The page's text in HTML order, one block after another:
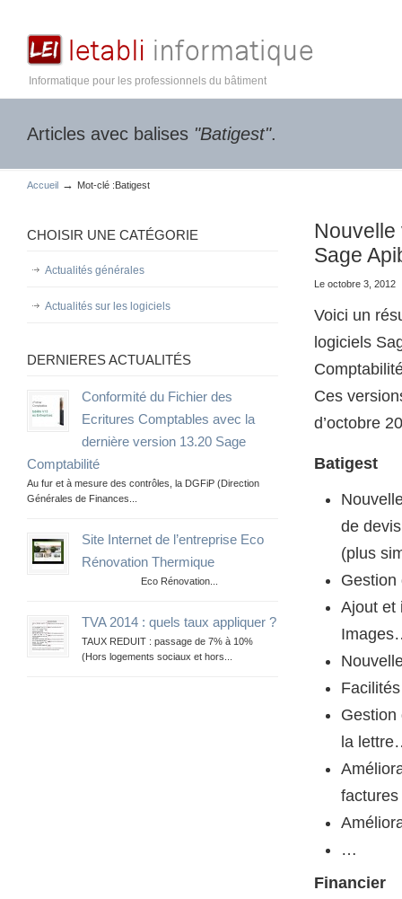
Informatique pour les professionnels du bâtiment
Articles avec balises "Batigest".
Accueil → Mot-clé :Batigest
Sage
Le octobre 3, 2012
Voici un
logiciels
Ces
d’octobre
Batigest
de
(plus
Gestion
Ajout et
Gestion
la
…
Financier
CHOISIR UNE CATÉGORIE
Actualités générales
Actualités sur les logiciels
DERNIERES ACTUALITÉS
Conformité du Fichier des
Ecritures Comptables avec la
dernière version 13.20 Sage
Comptabilité
Au fur et à mesure des contrôles, la DGFiP (Direction
Générales de Finances...
Site Internet de l’entreprise Eco
Rénovation Thermique
Eco Rénovation...
TVA 2014 : quels taux appliquer ?
TAUX REDUIT : passage de 7% à 10%
(Hors logements sociaux et hors...